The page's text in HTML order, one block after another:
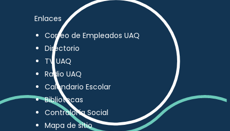
Enlaces
Correo de Empleados UAQ
Directorio
TV UAQ
Radio UAQ
Calendario Escolar
Bibliotecas
Contraloría Social
Mapa de sitio